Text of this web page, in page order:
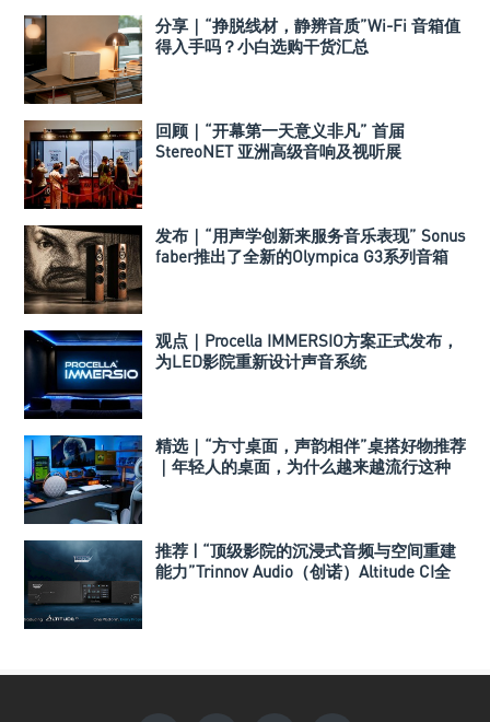
分享｜“挣脱线材，静辨音质”Wi-Fi 音箱值
得入手吗？小白选购干货汇总
回顾｜“开幕第一天意义非凡” 首届
StereoNET 亚洲高级音响及视听展
发布｜“用声学创新来服务音乐表现” Sonus
faber推出了全新的Olympica G3系列音箱
观点｜Procella IMMERSIO方案正式发布，
为LED影院重新设计声音系统
精选｜“方寸桌面，声韵相伴”桌搭好物推荐
｜年轻人的桌面，为什么越来越流行这种
推荐 | “顶级影院的沉浸式音频与空间重建
能力”Trinnov Audio（创诺）Altitude CI全